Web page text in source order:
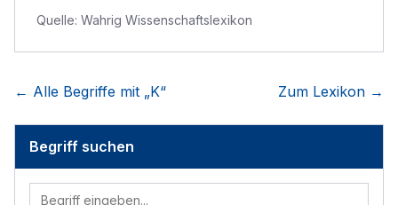
Quelle: Wahrig Wissenschaftslexikon
← Alle Begriffe mit „K“ Zum Lexikon →
Begriff suchen